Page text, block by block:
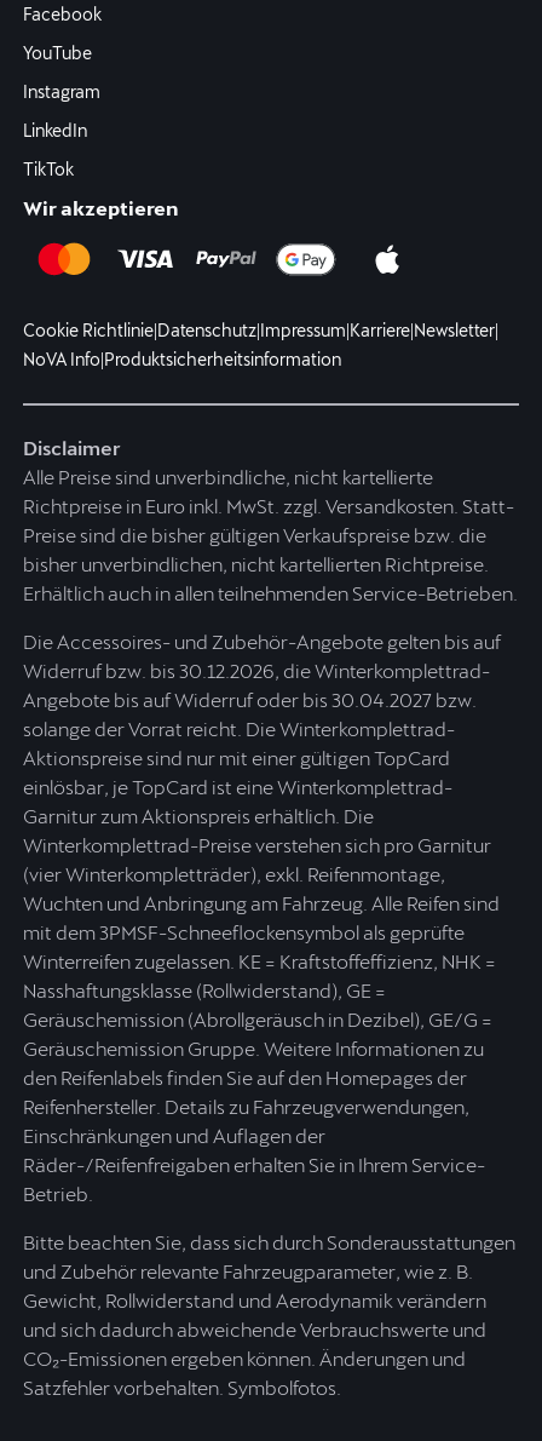
Facebook
YouTube
Instagram
LinkedIn
TikTok
Wir akzeptieren
Cookie Richtlinie|Datenschutz|Impressum|Karriere|Newsletter|
NoVA Info|Produktsicherheitsinformation
Disclaimer
Alle Preise sind unverbindliche, nicht kartellierte
Richtpreise in Euro inkl. MwSt. zzgl. Versandkosten. Statt-
Preise sind die bisher gültigen Verkaufspreise bzw. die
bisher unverbindlichen, nicht kartellierten Richtpreise.
Erhältlich auch in allen teilnehmenden Service-Betrieben.
Die Accessoires- und Zubehör-Angebote gelten bis auf
Widerruf bzw. bis 30.12.2026, die Winterkomplettrad-
Angebote bis auf Widerruf oder bis 30.04.2027 bzw.
solange der Vorrat reicht. Die Winterkomplettrad-
Aktionspreise sind nur mit einer gültigen TopCard
einlösbar, je TopCard ist eine Winterkomplettrad-
Garnitur zum Aktionspreis erhältlich. Die
Winterkomplettrad-Preise verstehen sich pro Garnitur
(vier Winterkompletträder), exkl. Reifenmontage,
Wuchten und Anbringung am Fahrzeug. Alle Reifen sind
mit dem 3PMSF-Schneeflockensymbol als geprüfte
Winterreifen zugelassen. KE = Kraftstoffeffizienz, NHK =
Nasshaftungsklasse (Rollwiderstand), GE =
Geräuschemission (Abrollgeräusch in Dezibel), GE/G =
Geräuschemission Gruppe. Weitere Informationen zu
den Reifenlabels finden Sie auf den Homepages der
Reifenhersteller. Details zu Fahrzeugverwendungen,
Einschränkungen und Auflagen der
Räder-/Reifenfreigaben erhalten Sie in Ihrem Service-
Betrieb.
Bitte beachten Sie, dass sich durch Sonderausstattungen
und Zubehör relevante Fahrzeugparameter, wie z. B.
Gewicht, Rollwiderstand und Aerodynamik verändern
und sich dadurch abweichende Verbrauchswerte und
CO₂-Emissionen ergeben können. Änderungen und
Satzfehler vorbehalten. Symbolfotos.